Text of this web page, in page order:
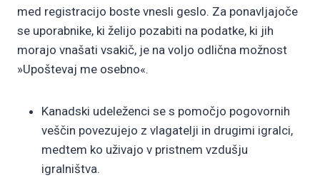
med registracijo boste vnesli geslo. Za ponavljajoče
se uporabnike, ki želijo pozabiti na podatke, ki jih
morajo vnašati vsakič, je na voljo odlična možnost
»Upoštevaj me osebno«.
Kanadski udeleženci se s pomočjo pogovornih
veščin povezujejo z vlagatelji in drugimi igralci,
medtem ko uživajo v pristnem vzdušju
igralništva.